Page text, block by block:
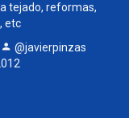
tejado, reformas,
etc
@javierpinzas